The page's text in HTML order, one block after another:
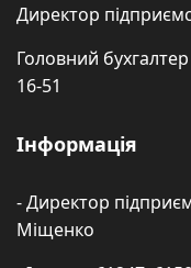
Директор
Головний
16-51
Інформація
- Директор
Міщенко